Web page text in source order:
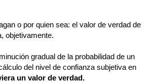
o por quien sea: el valor de verdad de
objetivamente.
gradual de la probabilidad de un
del nivel de confianza subjetiva en
un valor de verdad.